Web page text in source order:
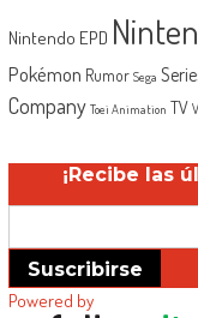
Nintendo EPD
Pokémon Rumor Sega
Company Toei Animation TV
¡Recibe las
Suscribirse
Powered by